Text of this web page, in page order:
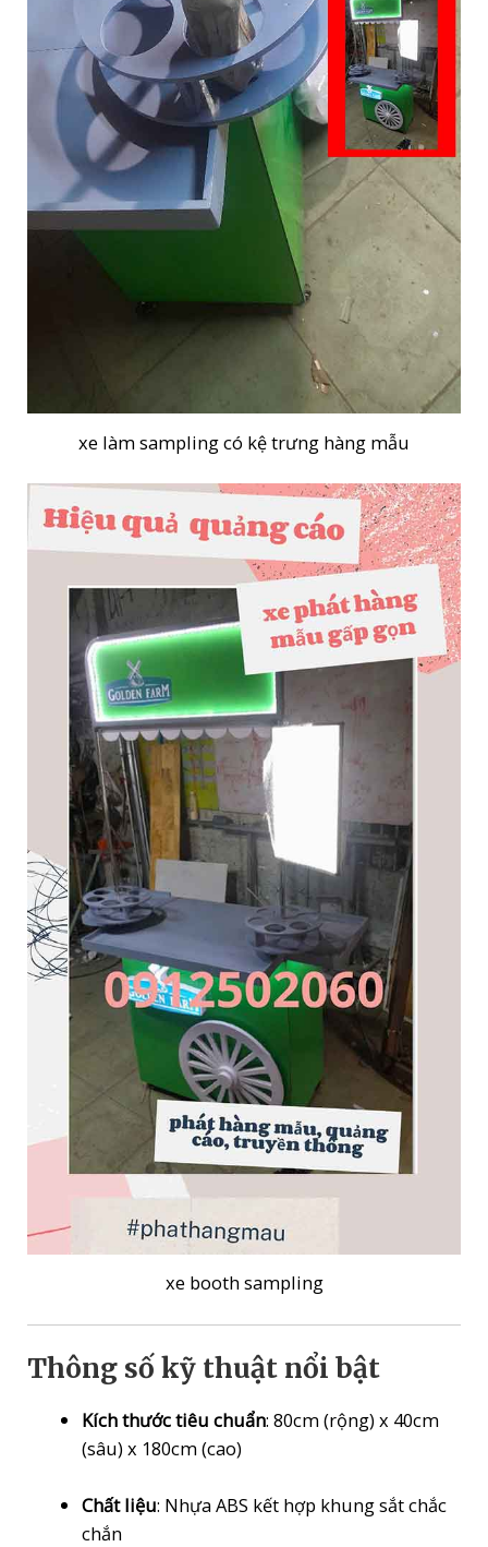
xe làm sampling có kệ trưng hàng mẫu
xe booth sampling
Thông số kỹ thuật nổi bật
Kích thước tiêu chuẩn: 80cm (rộng) x 40cm
(sâu) x 180cm (cao)
Chất liệu: Nhựa ABS kết hợp khung sắt chắc
chắn